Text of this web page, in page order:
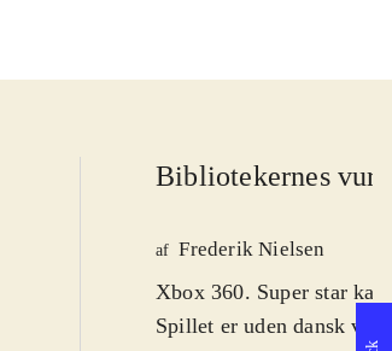
Bibliotekernes
af Frederik Nielsen
Xbox 360. Super star
Spillet er uden dansk